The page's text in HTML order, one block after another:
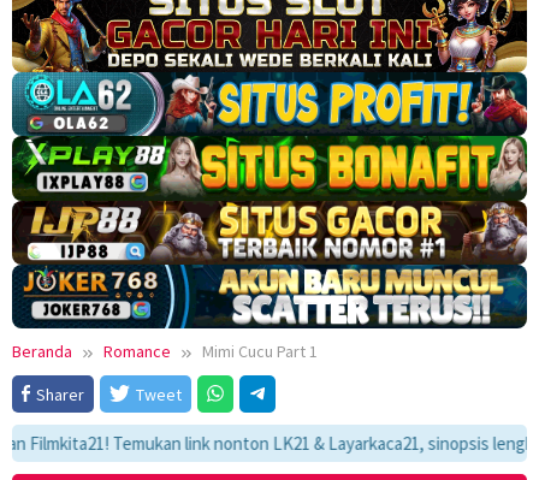
Beranda Romance
Mimi Cucu Part 1
Sharer
Tweet
Temukan link nonton LK21 & Layarkaca21, sinopsis